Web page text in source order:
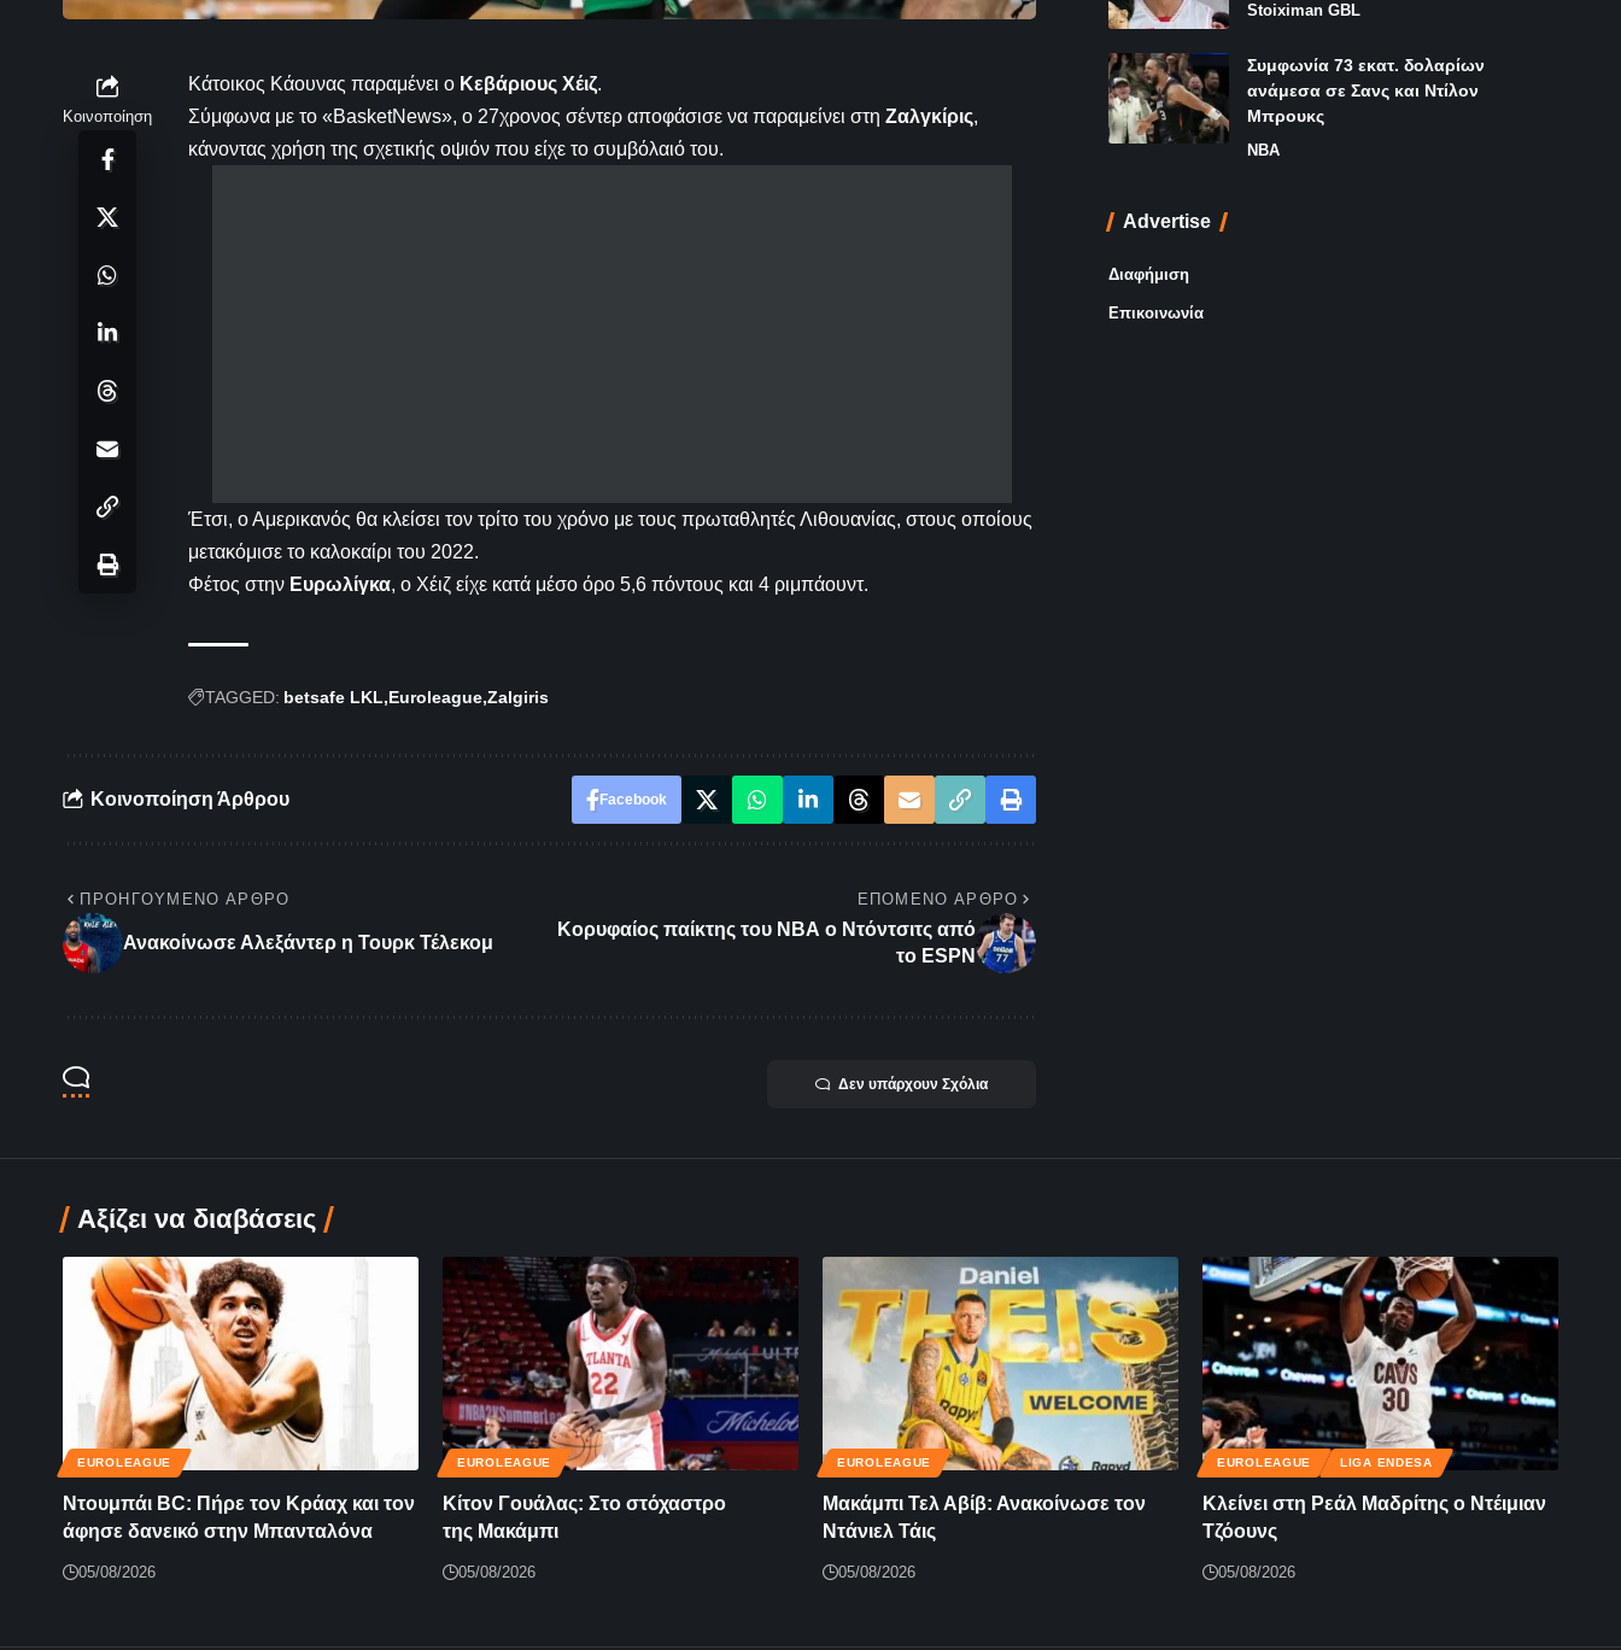
Κοινοποίηση
Κάτοικος Κάουνας παραμένει ο Κεβάριους Χέιζ.
Σύμφωνα με το «BasketNews», ο 27χρονος σέντερ αποφάσισε να παραμείνει στη Ζαλγκίρις,
κάνοντας χρήση της σχετικής οψιόν που είχε το συμβόλαιό του.
Έτσι, ο Αμερικανός θα κλείσει τον τρίτο του χρόνο με τους πρωταθλητές Λιθουανίας, στους οποίους
μετακόμισε το καλοκαίρι του 2022.
Φέτος στην Ευρωλίγκα, ο Χέιζ είχε κατά μέσο όρο 5,6 πόντους και 4 ριμπάουντ.
TAGGED: betsafe LKL Euroleague Zalgiris
Κοινοποίηση Άρθρου Facebook
ΠΡΟΗΓΟΎΜΕΝΟ ΆΡΘΡΟ
Ανακοίνωσε Αλεξάντερ η Τουρκ Τέλεκομ
ΕΠΌΜΕΝΟ ΆΡΘΡΟ
Κορυφαίος παίκτης του ΝΒΑ ο Ντόντσιτς από
το ESPN
Δεν υπάρχουν Σχόλια
Stoiximan GBL
Συμφωνία 73 εκατ. δολαρίων
ανάμεσα σε Σανς και Ντίλον
Μπρουκς
NBA
Advertise
Διαφήμιση
Επικοινωνία
Αξίζει να διαβάσεις
EUROLEAGUE
Ντουμπάι BC: Πήρε τον Κράαχ και τον
άφησε δανεικό στην Μπανταλόνα
05/08/2026
EUROLEAGUE
Κίτον Γουάλας: Στο στόχαστρο
της Μακάμπι
05/08/2026
EUROLEAGUE
Μακάμπι Τελ Αβίβ: Ανακοίνωσε τον
Ντάνιελ Τάις
05/08/2026
EUROLEAGUE LIGA ENDESA
Κλείνει στη Ρεάλ Μαδρίτης ο Ντέιμιαν
Τζόουνς
05/08/2026